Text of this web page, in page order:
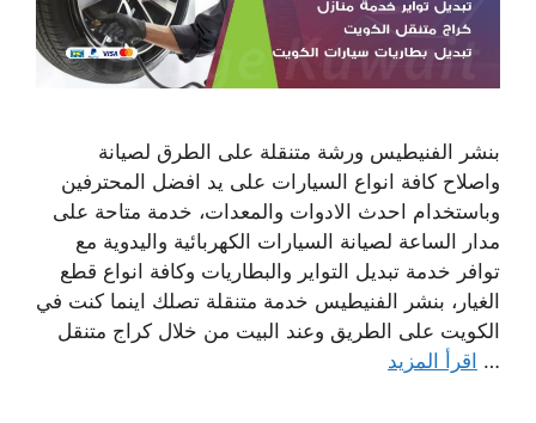
بنشر الفنيطيس ورشة متنقلة على الطرق لصيانة
واصلاح كافة انواع السيارات على يد افضل المحترفين
وباستخدام احدث الادوات والمعدات، خدمة متاحة على
مدار الساعة لصيانة السيارات الكهربائية واليدوية مع
توافر خدمة تبديل التواير والبطاريات وكافة انواع قطع
الغيار، بنشر الفنيطيس خدمة متنقلة تصلك اينما كنت في
الكويت على الطريق وعند البيت من خلال كراج متنقل
… اقرأ المزيد